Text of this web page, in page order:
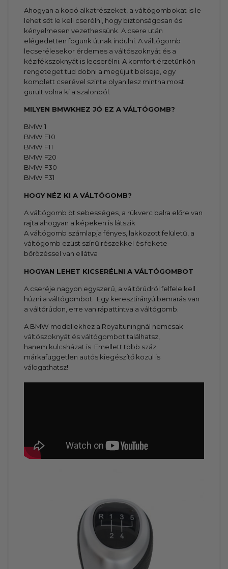
Ahogyan a kopó alkatrészeket, a váltógombokat is le
lehet sőt le kell cserélni, hogy biztonságosan és
kényelmesen vezethessünk. A csere után
elégedetten fogunk útnak indulni. A váltógomb
lecserélesekor érdemes a váltószoknyát és a
kézifékszoknyát is lecserélni. A komfort érzetünkön
rengeteget tud dobni a megújult belseje, egy
komplett cserével szinte olyan lesz mintha most
gurult volna ki a szalonból.
MILYEN BMWKHEZ JÓ EZ A VÁLTÓGOMB?
BMW 1
BMW F10
BMW F11
BMW F20
BMW F30
BMW F31
HOGY NÉZ KI A VÁLTÓGOMB?
A váltógomb öt sebességes, a rükverc balra előre van
rajta ahogyan a képeken is látszik
A váltógomb számlapja fényes, lakkozott felületű, a
váltógomb ezüst színű részekkel és fekete
bőrözéssel van ellátva
HOGYAN LEHET KICSERÉLNI A VÁLTÓGOMBOT
A cseréje nagyon egyszerű, a váltórúdról felfele kell
húzni a váltógombot. Egy keresztirányú bemarás van
a váltórúdon, erre van rápattintva a váltógomb.
A BMW modellekhez a Royaltuningnál nemcsak
váltószoknyát és váltógombottalálhatsz,
hanem kulcsházat is. Emellett több száz
márkafüggetlen autós kiegészítő közül is
válogathatsz!